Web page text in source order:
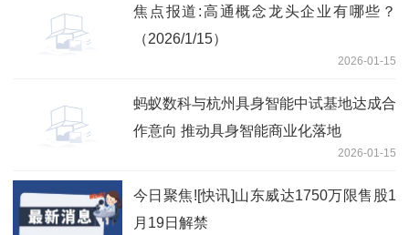
焦点报道:高通概念龙头企业有哪些？
（2026/1/15）
2026-01-15
蚂蚁数科与杭州具身智能中试基地达成合
作意向 推动具身智能商业化落地
2026-01-15
今日聚焦![快讯]山东威达1750万限售股1
月19日解禁